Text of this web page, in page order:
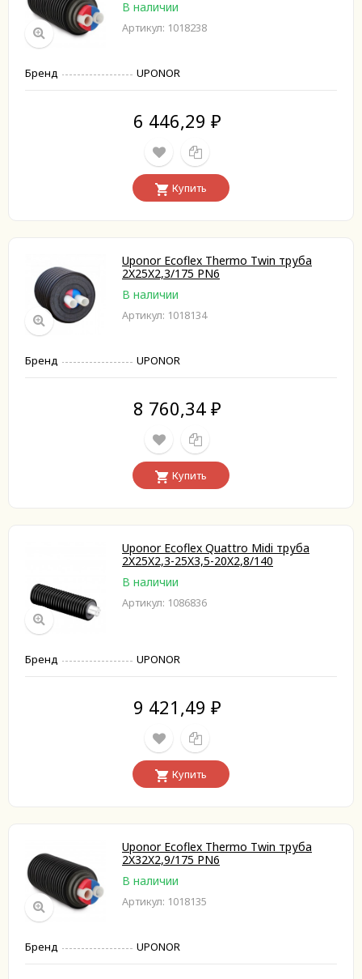
В наличии
Артикул: 1018238
Бренд UPONOR
6 446,29 ₽
Купить
Uponor Ecoflex Thermo Twin труба
2X25X2,3/175 PN6
В наличии
Артикул: 1018134
Бренд UPONOR
8 760,34 ₽
Купить
Uponor Ecoflex Quattro Midi труба
2X25X2,3-25X3,5-20X2,8/140
В наличии
Артикул: 1086836
Бренд UPONOR
9 421,49 ₽
Купить
Uponor Ecoflex Thermo Twin труба
2X32X2,9/175 PN6
В наличии
Артикул: 1018135
Бренд UPONOR